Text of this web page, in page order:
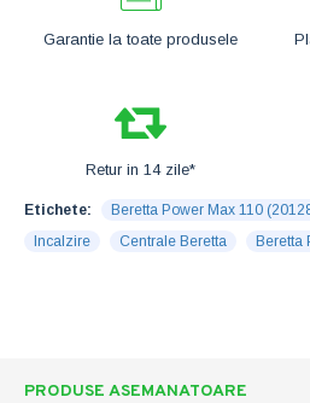
Garantie la toate produsele
Retur in 14 zile*
Etichete: Beretta Power Max 110
Incalzire
Centrale Beretta Beretta
PRODUSE ASEMANATOARE